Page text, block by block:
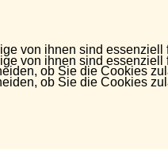
von ihnen sind
ob Sie die Cookies
von ihnen sind
ob Sie die Cookies